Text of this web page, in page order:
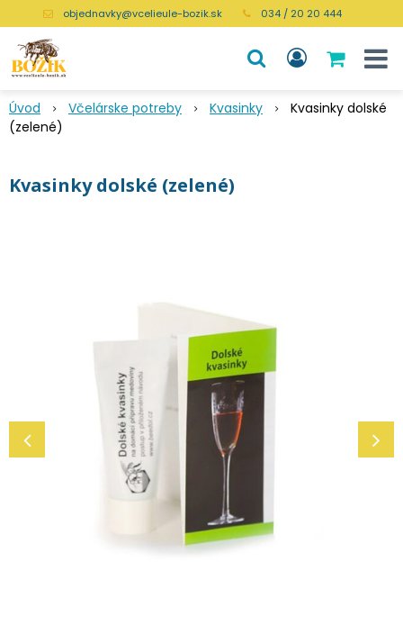
objednavky@vcelieule-bozik.sk 034 / 20 20 444
Úvod Včelárske potreby Kvasinky
Kvasinky dolské
(zelené)
Kvasinky dolské (zelené)